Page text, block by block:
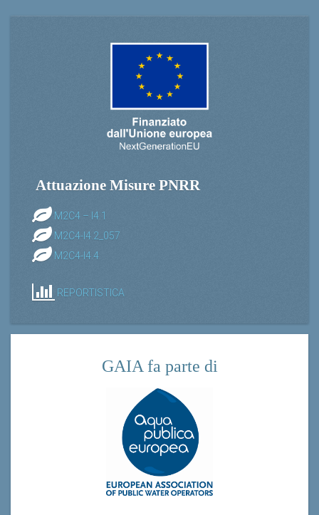
Attuazione Misure PNRR
M2C4 – I4.1
M2C4-I4.2_057
M2C4-I4.4
REPORTISTICA
GAIA fa parte di